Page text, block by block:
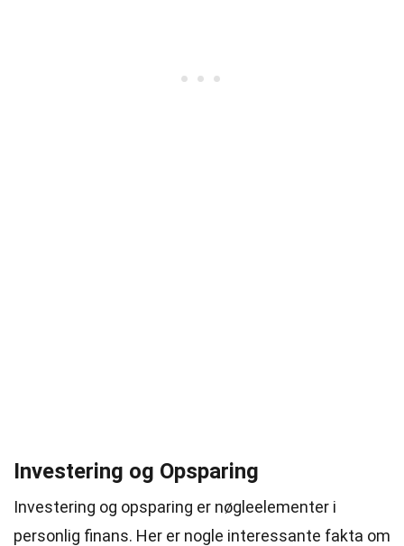
Investering og Opsparing
Investering og opsparing er nøgleelementer i
personlig finans. Her er nogle interessante fakta om